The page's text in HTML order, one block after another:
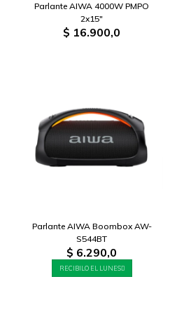
Parlante AIWA 4000W PMPO
2x15"
$ 16.900,0
Parlante AIWA Boombox AW-
S544BT
$ 6.290,0
RECIBILO EL LUNES